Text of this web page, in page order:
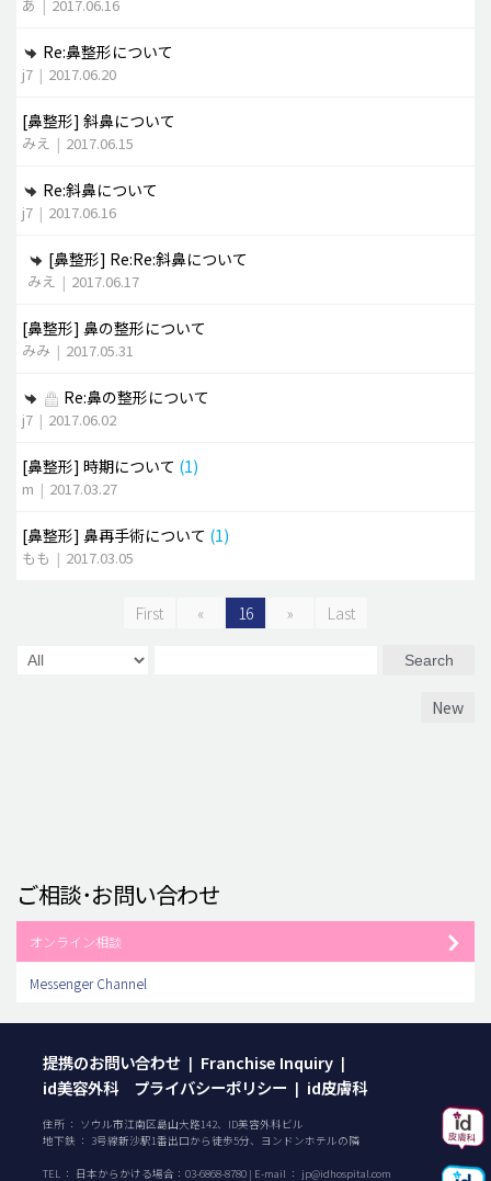
あ | 2017.06.16
Re:鼻整形について
j7 | 2017.06.20
[鼻整形] 斜鼻について
みえ | 2017.06.15
Re:斜鼻について
j7 | 2017.06.16
[鼻整形] Re:Re:斜鼻について
みえ | 2017.06.17
[鼻整形] 鼻の整形について
みみ | 2017.05.31
Re:鼻の整形について
j7 | 2017.06.02
[鼻整形] 時期について (1)
m | 2017.03.27
[鼻整形] 鼻再手術について (1)
もも | 2017.03.05
First « 16 » Last
Search
New
ご相談･お問い合わせ
オンライン相談
Messenger Channel
提携のお問い合わせ | Franchise Inquiry |
id美容外科 プライバシーポリシー | id皮膚科
住所 ： ソウル市江南区島山大路142、ID美容外科ビル
地下鉄 ： 3号線新沙駅1番出口から徒歩5分、ヨンドンホテルの隣
TEL ： 日本からかける場合： 03-6868-8780 | E-mail ： jp@idhospital.com